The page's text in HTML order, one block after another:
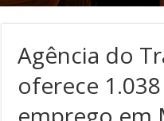
Agência do
oferece